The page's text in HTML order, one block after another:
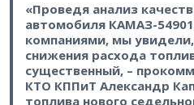
«Проведя анализ
автомобиля КАМАЗ-
компаниями, мы
снижения расхода
существенный, –
КТО КППиТ Александр
топлива нового